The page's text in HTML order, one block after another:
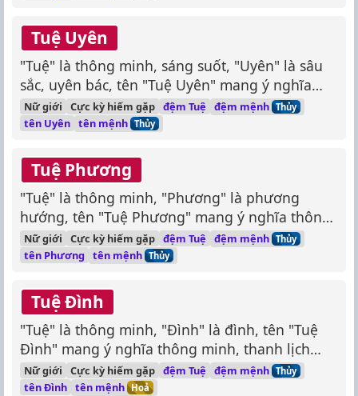
Tuệ Uyên
"Tuệ" là thông minh, sáng suốt, "Uyên" là sâu
sắc, uyên bác, tên "Tuệ Uyên" mang ý nghĩa
thông minh, uyên bác, am hiểu sâu rộng.
Nữ giới Cực kỳ hiếm gặp đệm Tuệ đệm mệnh Thủy
tên Uyên tên mệnh Thủy
Tuệ Phương
"Tuệ" là thông minh, "Phương" là phương
hướng, tên "Tuệ Phương" mang ý nghĩa thông
minh, sáng suốt, có tầm nhìn.
Nữ giới Cực kỳ hiếm gặp đệm Tuệ đệm mệnh Thủy
tên Phương tên mệnh Thủy
Tuệ Đình
"Tuệ" là thông minh, "Đình" là đình, tên "Tuệ
Đình" mang ý nghĩa thông minh, thanh lịch
như đình đài.
Nữ giới Cực kỳ hiếm gặp đệm Tuệ đệm mệnh Thủy
tên Đình tên mệnh Hoả